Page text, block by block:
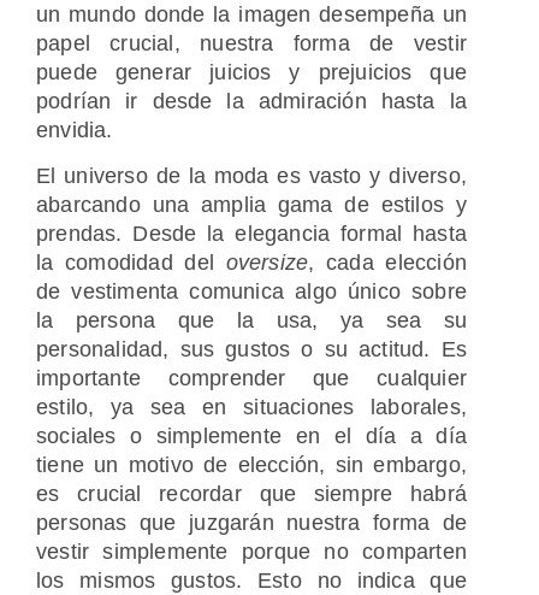
un mundo donde la imagen desempeña un
papel crucial, nuestra forma de vestir
puede generar juicios y prejuicios que
podrían ir desde la admiración hasta la
envidia.
El universo de la moda es vasto y diverso,
abarcando una amplia gama de estilos y
prendas. Desde la elegancia formal hasta
la comodidad del oversize, cada elección
de vestimenta comunica algo único sobre
la persona que la usa, ya sea su
personalidad, sus gustos o su actitud. Es
importante comprender que cualquier
estilo, ya sea en situaciones laborales,
sociales o simplemente en el día a día
tiene un motivo de elección, sin embargo,
es crucial recordar que siempre habrá
personas que juzgarán nuestra forma de
vestir simplemente porque no comparten
los mismos gustos. Esto no indica que